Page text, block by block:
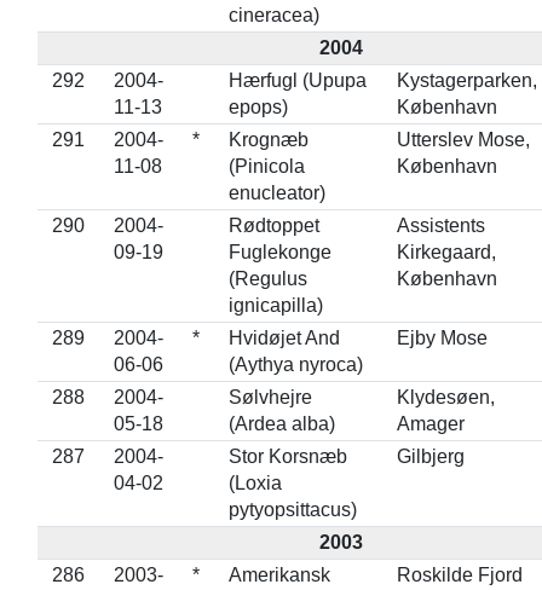
cineracea)
2004
292
2004-
11-13
Hærfugl (Upupa
epops)
Kystagerparken,
København
291
2004-
11-08
*
Krognæb
(Pinicola
enucleator)
Utterslev Mose,
København
290
2004-
09-19
Rødtoppet
Fuglekonge
(Regulus
ignicapilla)
Assistents
Kirkegaard,
København
289
2004-
06-06
*
Hvidøjet And
(Aythya nyroca)
Ejby Mose
288
2004-
05-18
Sølvhejre
(Ardea alba)
Klydesøen,
Amager
287
2004-
04-02
Stor Korsnæb
(Loxia
pytyopsittacus)
Gilbjerg
2003
286
2003-
*
Amerikansk
Roskilde Fjord